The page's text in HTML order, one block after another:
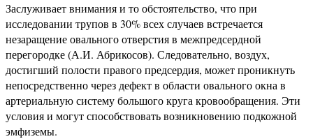
Заслуживает внимания и то обстоятельство, что при
исследовании трупов в 30% всех случаев встречается
незаращение овального отверстия в межпредсердной
перегородке (А.И. Абрикосов). Следовательно, воздух,
достигший полости правого предсердия, может проникнуть
непосредственно через дефект в области овального окна в
артериальную систему большого круга кровообращения. Эти
условия и могут способствовать возникновению подкожной
эмфиземы.